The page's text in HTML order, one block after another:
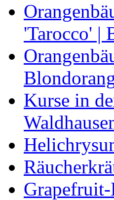
'Tarocco' |
Kurse in